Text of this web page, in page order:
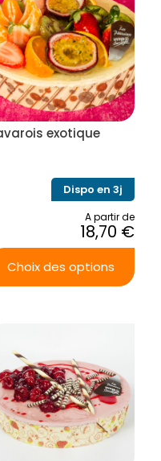
exotique
Dispo en 3j
A partir de
18,70 €
Choix des options
variations.
Les
options
peuvent
être
choisies
sur